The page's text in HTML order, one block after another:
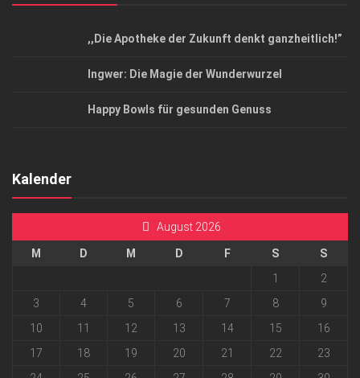
,,Die Apotheke der Zukunft denkt ganzheitlich!”
Ingwer: Die Magie der Wunderwurzel
Happy Bowls für gesunden Genuss
Kalender
August 2026
M D M D F S
S
1
2
3
4 5 6 7 8
9
10
11 12 13 14 15
16
17
18 19 20 21 22
23